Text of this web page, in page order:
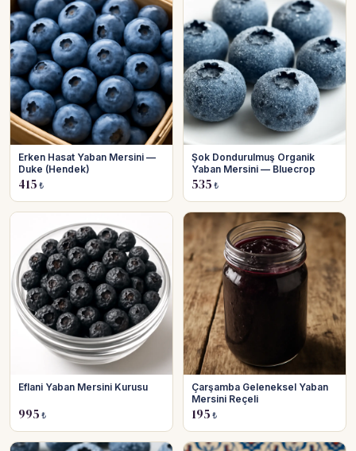
Erken Hasat Yaban Mersini —
Duke (Hendek)
415 ₺
Şok Dondurulmuş Organik
Yaban Mersini — Bluecrop
535 ₺
Eflani Yaban Mersini Kurusu
995 ₺
Çarşamba Geleneksel Yaban
Mersini Reçeli
195 ₺